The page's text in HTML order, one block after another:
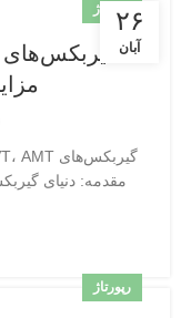
۲۶
آبان
رپورتاژ
مقدمه: دنیای
رپورتاژ